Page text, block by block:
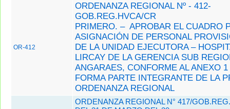
OR-412
ORDENANZA REGIONAL Nº - 412-
GOB.REG.HVCA/CR
PRIMERO. – APROBAR EL CUADRO
ASIGNACIÓN DE PERSONAL
DE LA UNIDAD EJECUTORA –
LIRCAY DE LA GERENCIA SUB
ANGARAES, CONFORME AL ANEXO
FORMA PARTE INTEGRANTE DE LA
ORDENANZA REGIONAL
ORDENANZA REGIONAL N° 417/